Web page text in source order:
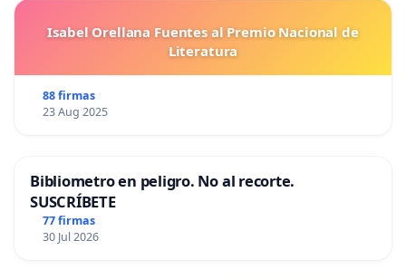
Isabel Orellana Fuentes al Premio Nacional de
Literatura
88 firmas
23 Aug 2025
Bibliometro en peligro. No al recorte.
SUSCRÍBETE
77 firmas
30 Jul 2026